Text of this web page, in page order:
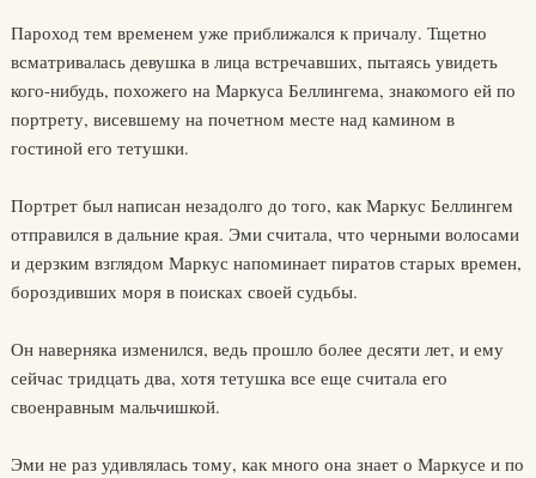
Пароход тем временем уже приближался к причалу. Тщетно
всматривалась девушка в лица встречавших, пытаясь увидеть
кого-нибудь, похожего на Маркуса Беллингема, знакомого ей по
портрету, висевшему на почетном месте над камином в
гостиной его тетушки.
Портрет был написан незадолго до того, как Маркус Беллингем
отправился в дальние края. Эми считала, что черными волосами
и дерзким взглядом Маркус напоминает пиратов старых времен,
бороздивших моря в поисках своей судьбы.
Он наверняка изменился, ведь прошло более десяти лет, и ему
сейчас тридцать два, хотя тетушка все еще считала его
своенравным мальчишкой.
Эми не раз удивлялась тому, как много она знает о Маркусе и по